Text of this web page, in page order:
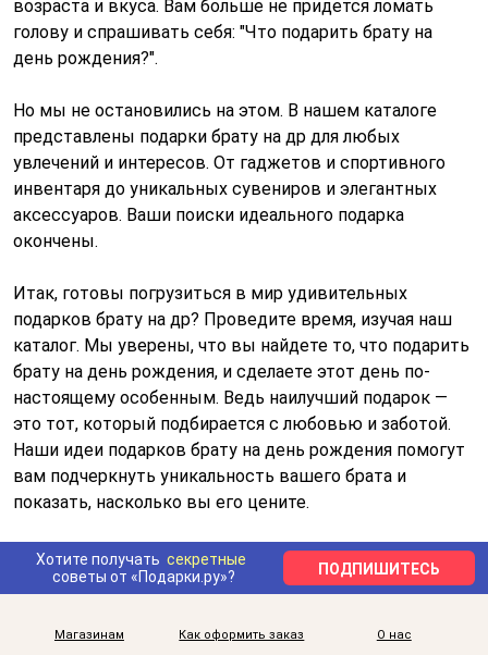
возраста и вкуса. Вам больше не придется ломать
голову и спрашивать себя: "Что подарить брату на
день рождения?".
Но мы не остановились на этом. В нашем каталоге
представлены подарки брату на др для любых
увлечений и интересов. От гаджетов и спортивного
инвентаря до уникальных сувениров и элегантных
аксессуаров. Ваши поиски идеального подарка
окончены.
Итак, готовы погрузиться в мир удивительных
подарков брату на др? Проведите время, изучая наш
каталог. Мы уверены, что вы найдете то, что подарить
брату на день рождения, и сделаете этот день по-
настоящему особенным. Ведь наилучший подарок —
это тот, который подбирается с любовью и заботой.
Наши идеи подарков брату на день рождения помогут
вам подчеркнуть уникальность вашего брата и
показать, насколько вы его цените.
Хотите получать секретные
советы от «Подарки.ру»?
ПОДПИШИТЕСЬ
Магазинам Как оформить заказ О нас